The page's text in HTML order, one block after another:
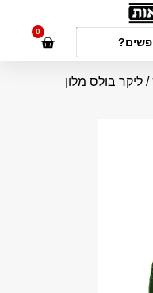
0
/ ליקר בולס מלון